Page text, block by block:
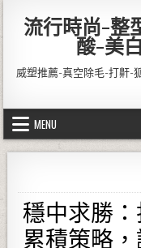
流行時尚-整
酸-美
威塑推薦-真空除毛-打鼾-
MENU
穩中求勝
累積策略